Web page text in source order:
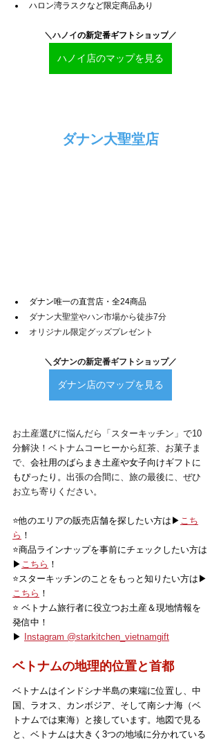
ハロン湾ラスクなど限定商品あり
＼ハノイの新定番ギフトショップ／
ハノイ店のマップを見る
ダナン大聖堂店
ダナン唯一の直営店・全24商品
ダナン大聖堂やハン市場から徒歩7分
オリジナル限定グッズプレゼント
＼ダナンの新定番ギフトショップ／
ダナン店のマップを見る
お土産選びに悩んだら「スターキッチン」で10
分解決！ベトナムコーヒーから紅茶、お菓子ま
で、 会社用のばらまき土産や女子向けギフトに
もぴったり。 出張の合間に、旅の最後に、ぜひ
お立ち寄りください。
⭐️他のエリアの販売店舗を探したい方は▶ こち
ら ！
⭐️商品ラインナップを事前にチェックしたい方は
▶ こちら ！
⭐️スターキッチンのことをもっと知りたい方は▶
こちら ！
⭐️ ベトナム旅行者に役立つお土産＆現地情報を
発信中！
▶ Instagram @starkitchen_vietnamgift
ベトナムの地理的位置と首都
ベトナムはインドシナ半島の東端に位置し、中
国、ラオス、カンボジア、そして南シナ海（ベ
トナムでは東海）と接しています。地図で見る
と、ベトナムは大きく3つの地域に分かれている